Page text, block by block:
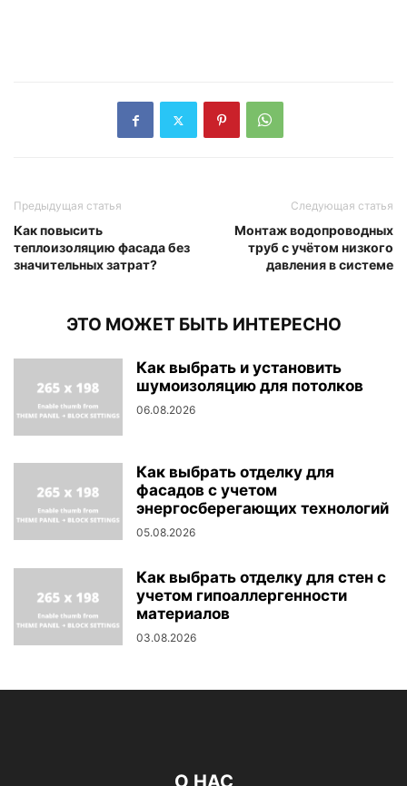
Предыдущая статья
Как повысить
теплоизоляцию фасада без
значительных затрат?
Следующая статья
Монтаж водопроводных
труб с учётом низкого
давления в системе
ЭТО МОЖЕТ БЫТЬ ИНТЕРЕСНО
Как выбрать и установить
шумоизоляцию для потолков
06.08.2026
Как выбрать отделку для
фасадов с учетом
энергосберегающих технологий
05.08.2026
Как выбрать отделку для стен с
учетом гипоаллергенности
материалов
03.08.2026